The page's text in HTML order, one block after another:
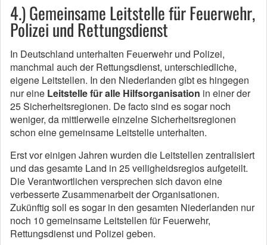
4.) Gemeinsame Leitstelle für Feuerwehr,
Polizei und Rettungsdienst
In Deutschland unterhalten Feuerwehr und Polizei,
manchmal auch der Rettungsdienst, unterschiedliche,
eigene Leitstellen. In den Niederlanden gibt es hingegen
nur eine Leitstelle für alle Hilfsorganisation in einer der
25 Sicherheitsregionen. De facto sind es sogar noch
weniger, da mittlerweile einzelne Sicherheitsregionen
schon eine gemeinsame Leitstelle unterhalten.
Erst vor einigen Jahren wurden die Leitstellen zentralisiert
und das gesamte Land in 25 veiligheidsregios aufgeteilt.
Die Verantwortlichen versprechen sich davon eine
verbesserte Zusammenarbeit der Organisationen.
Zukünftig soll es sogar in den gesamten Niederlanden nur
noch 10 gemeinsame Leitstellen für Feuerwehr,
Rettungsdienst und Polizei geben.